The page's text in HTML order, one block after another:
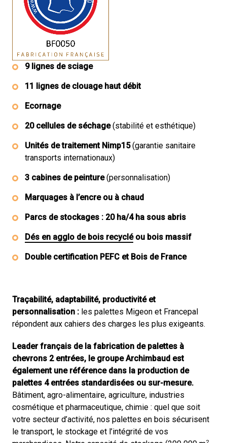
9 lignes de sciage
11 lignes de clouage haut débit
Ecornage
20 cellules de séchage(stabilité et esthétique)
Unités de traitement Nimp15(garantie sanitaire
transports internationaux)
3 cabines de peinture(personnalisation)
Marquages à l’encre ou à chaud
Parcs de stockages : 20 ha/4 ha sous abris
Dés en agglo de bois recycléou bois massif
Double certification PEFC et Bois de France
Traçabilité, adaptabilité, productivité et
personnalisation : les palettes Migeon et Francepal
répondent aux cahiers des charges les plus exigeants.
Leader français de la fabrication de palettes à
chevrons 2 entrées, le groupe Archimbaud est
également une référence dans la production de
palettes 4 entrées standardisées ou sur-mesure.
Bâtiment, agro-alimentaire, agriculture, industries
cosmétique et pharmaceutique, chimie : quel que soit
votre secteur d’activité, nos palettes en bois sécurisent
le transport, le stockage et l’intégrité de vos